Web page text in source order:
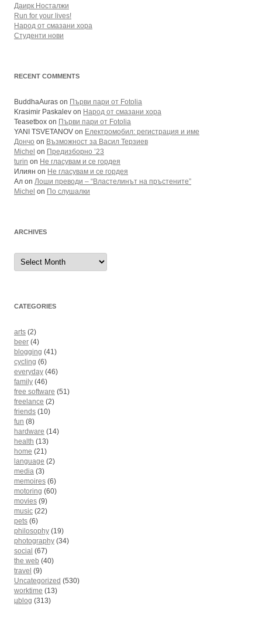
Даирк Носталжи
Run for your lives!
Народ от смазани хора
Студенти нови
RECENT COMMENTS
BuddhaAuras on Първи пари от Fotolia
Krasimir Paskalev on Народ от смазани хора
Teasetbox on Първи пари от Fotolia
YANI TSVETANOV on Електромобил: регистрация и име
Дончо on Възможност за Васил Терзиев
Michel on Предизборно ’23
turin on Не гласувам и се гордея
Илиян on Не гласувам и се гордея
Ал on Лоши преводи – “Властелинът на пръстените”
Michel on По слушалки
ARCHIVES
Archives
CATEGORIES
arts (2)
beer (4)
blogging (41)
cycling (6)
everyday (46)
family (46)
free software (51)
freelance (2)
friends (10)
fun (8)
hardware (14)
health (13)
home (21)
language (2)
media (3)
memoires (6)
motoring (60)
movies (9)
music (22)
pets (6)
philosophy (19)
photography (34)
social (67)
the web (40)
travel (9)
Uncategorized (530)
worktime (13)
µblog (313)